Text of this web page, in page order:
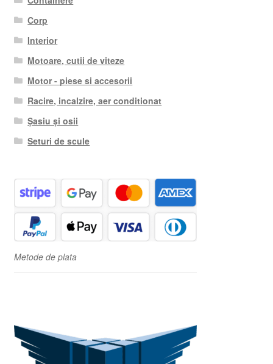
Corp
Interior
Motoare, cutii de viteze
Motor - piese si accesorii
Racire, incalzire, aer conditionat
Șasiu și osii
Seturi de scule
Metode de plata